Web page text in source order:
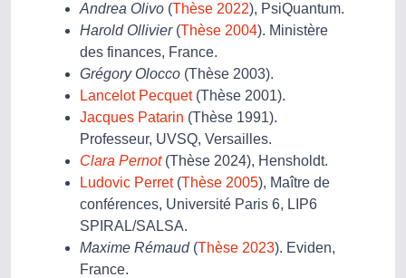
Andrea Olivo (Thèse 2022), PsiQuantum.
Harold Ollivier(Thèse 2004). Ministère
des finances, France.
Grégory Olocco (Thèse 2003).
Lancelot Pecquet(Thèse 2001).
Jacques Patarin (Thèse 1991).
Professeur, UVSQ, Versailles.
Clara Pernot(Thèse 2024), Hensholdt.
Ludovic Perret(Thèse 2005), Maître de
conférences, Université Paris 6, LIP6
SPIRAL/SALSA.
Maxime Rémaud(Thèse 2023). Eviden,
France.